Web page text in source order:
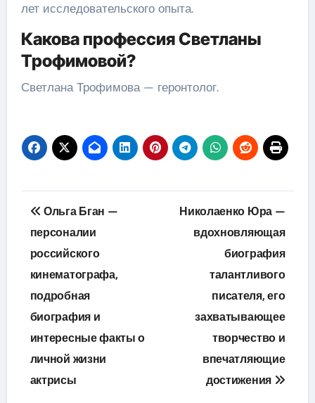
лет исследовательского опыта.
Какова профессия Светланы
Трофимовой?
Светлана Трофимова — геронтолог.
Навигация
по
записям
Ольга Бган —
персоналии
российского
кинематографа,
подробная
биография и
интересные факты о
личной жизни
актрисы
Николаенко Юра —
вдохновляющая
биография
талантливого
писателя, его
захватывающее
творчество и
впечатляющие
достижения